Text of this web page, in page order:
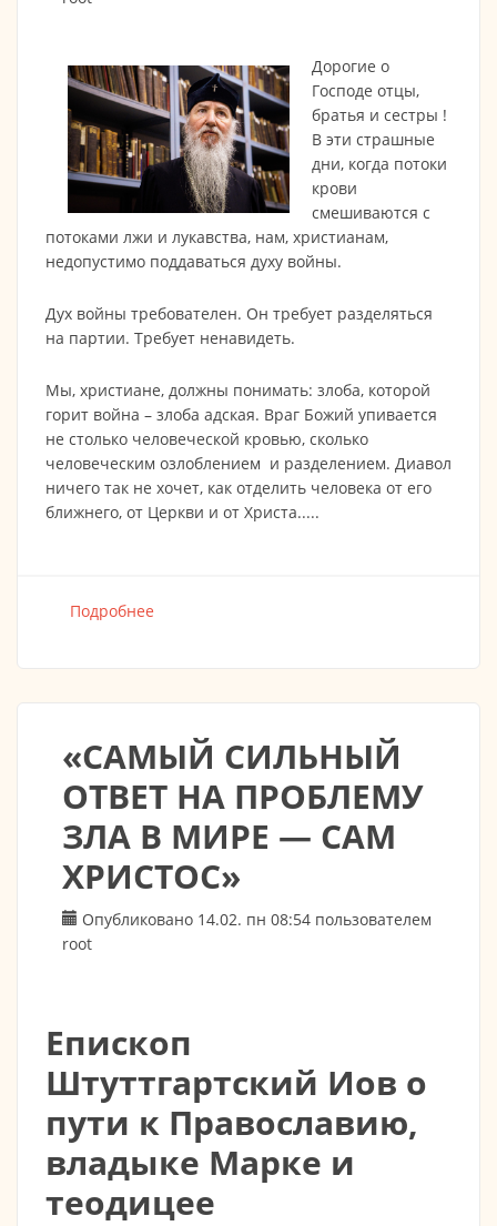
Дорогие о
Господе отцы,
братья и сестры !
В эти страшные
дни, когда потоки
крови
смешиваются с
потоками лжи и лукавства, нам, христианам,
недопустимо поддаваться духу войны.
Дух войны требователен. Он требует разделяться
на партии. Требует ненавидеть.
Мы, христиане, должны понимать: злоба, которой
горит война – злоба адская. Враг Божий упивается
не столько человеческой кровью, сколько
человеческим озлоблением и разделением. Диавол
ничего так не хочет, как отделить человека от его
ближнего, от Церкви и от Христа.....
Подробнее
«САМЫЙ СИЛЬНЫЙ
ОТВЕТ НА ПРОБЛЕМУ
ЗЛА В МИРЕ — САМ
ХРИСТОС»
Опубликовано 14.02. пн 08:54 пользователем
root
Епископ
Штуттгартский Иов о
пути к Православию,
владыке Марке и
теодицее